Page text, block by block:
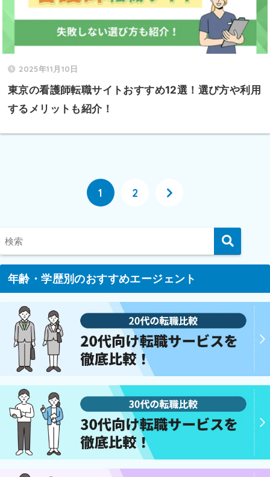
2025年11月10日
東京の看護師転職サイトおすすめ12選！選び方や利用
するメリットも紹介！
1 2
年齢・学歴別のおすすめエージェント